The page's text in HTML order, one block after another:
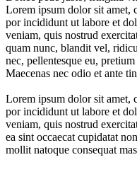
Lorem ipsum dolor sit amet,
por incididunt ut labore et
veniam, quis nostrud
quam nunc, blandit vel,
nec, pellentesque eu,
Maecenas nec odio et ante
Lorem ipsum dolor sit amet,
por incididunt ut labore et
veniam, quis nostrud
ea sint occaecat cupidatat
mollit natoque consequat